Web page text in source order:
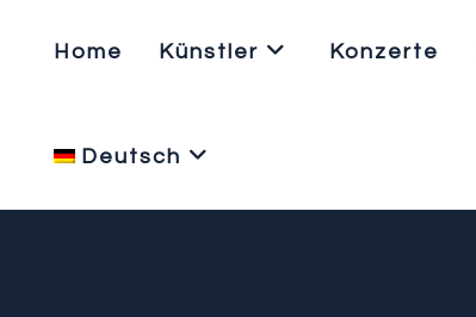
Home Künstler Konzerte
Deutsch